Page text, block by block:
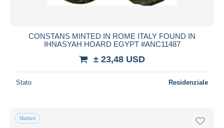
CONSTANS MINTED IN ROME ITALY FOUND IN
IHNASYAH HOARD EGYPT #ANC11487
± 23,48 USD
Stato Residenziale
Nuovo